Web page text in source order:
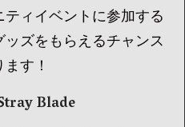
ィイベントに参加する
ズをもらえるチャンス
す！
Blade